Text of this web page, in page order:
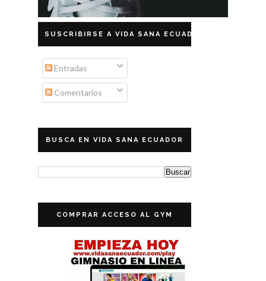
SUSCRIBIRSE A VIDA SANA ECUADOR
Entradas
Comentarios
BUSCA EN VIDA SANA ECUADOR
COMPRAR ACCESO AL GYM